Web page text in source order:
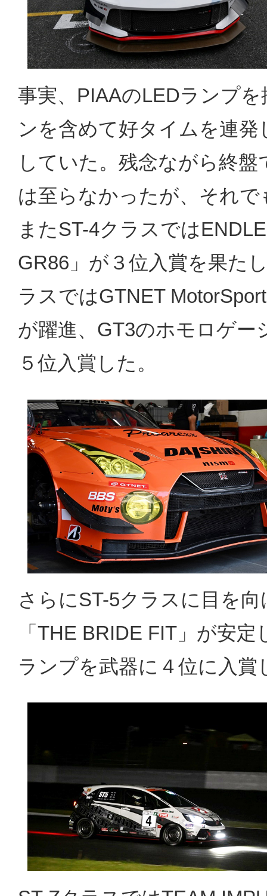
事実、PIAAのLEDランプ
ンを含めて好タイムを連
していた。残念ながら終
は至らなかったが、それ
またST-4クラスでは
GR86」が３位入賞を果た
ラスではGTNET
が躍進、GT3のホモロゲ
５位入賞した。
さらにST-5クラスに目を
「THE BRIDE FIT」が安
ランプを武器に４位に入賞